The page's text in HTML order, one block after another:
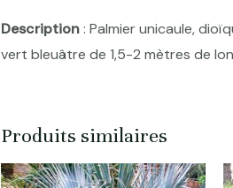
Description: Palmier unicaule,
vert bleuâtre de 1,5-2 mètres de
Produits similaires